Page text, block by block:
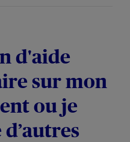
d'aide
sur mon
ou je